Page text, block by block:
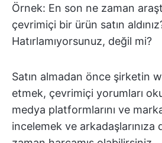
Örnek: En son ne zaman
çevrimiçi bir ürün satın
Hatırlamıyorsunuz, değil mi?
Satın almadan önce şirketin
etmek, çevrimiçi yorumları
medya platformlarını ve
incelemek ve arkadaşlarınıza